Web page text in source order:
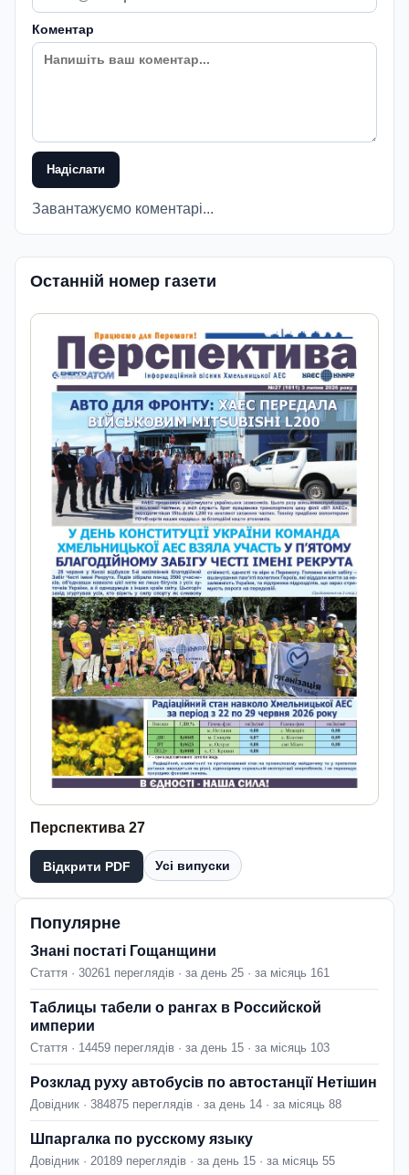
Коментар
Надіслати
Завантажуємо коментарі...
Останній номер газети
Перспектива 27
Відкрити PDF Усі випуски
Популярне
Знані постаті Гощанщини
Стаття · 30261 переглядів · за день 25 · за місяць 161
Таблицы табели о рангах в Российской
империи
Стаття · 14459 переглядів · за день 15 · за місяць 103
Розклад руху автобусів по автостанції Нетішин
Довідник · 384875 переглядів · за день 14 · за місяць 88
Шпаргалка по русскому языку
Довідник · 20189 переглядів · за день 15 · за місяць 55